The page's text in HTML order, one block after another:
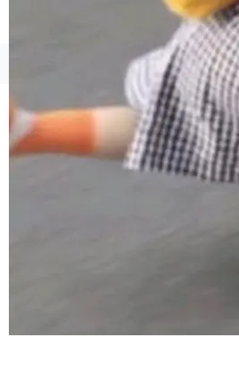
©OSCHINA(OSChina.NET)